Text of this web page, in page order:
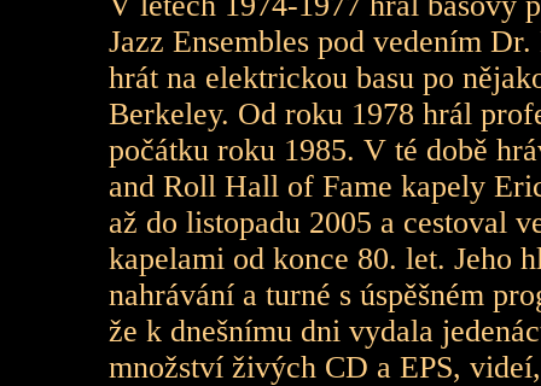
Jazz Ensembles pod vedením
hrát na elektrickou basu po
Berkeley. Od roku 1978 hrál
počátku roku 1985. V té době
and Roll Hall of Fame kapely
až do listopadu 2005 a cestoval
kapelami od konce 80. let. Jeho
nahrávání a turné s úspěšném
že k dnešnímu dni vydala
množství živých CD a EPS,